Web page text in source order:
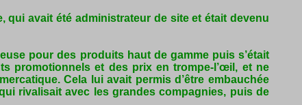
qui avait été administrateur de site et était devenu
pour des produits haut de gamme puis s’était
promotionnels et des prix en trompe-l’œil, et ne
Cela lui avait permis d’être embauchée
rivalisait avec les grandes compagnies, puis de